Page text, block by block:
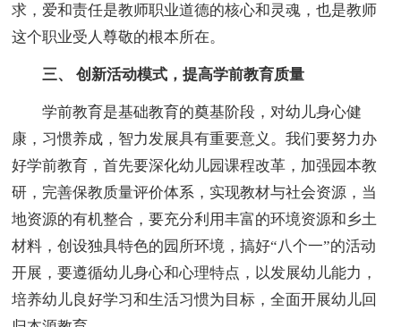
求，爱和责任是教师职业道德的核心和灵魂，也是教师
这个职业受人尊敬的根本所在。
三、 创新活动模式，提高学前教育质量
学前教育是基础教育的奠基阶段，对幼儿身心健
康，习惯养成，智力发展具有重要意义。我们要努力办
好学前教育，首先要深化幼儿园课程改革，加强园本教
研，完善保教质量评价体系，实现教材与社会资源，当
地资源的有机整合，要充分利用丰富的环境资源和乡土
材料，创设独具特色的园所环境，搞好“八个一”的活动
开展，要遵循幼儿身心和心理特点，以发展幼儿能力，
培养幼儿良好学习和生活习惯为目标，全面开展幼儿回